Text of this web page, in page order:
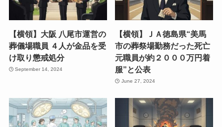
【横領】大阪 八尾市運営の
葬儀場職員 ４人が金品を受
け取り懲戒処分
September 14, 2024
【横領】ＪＡ徳島県“美馬
市の葬祭場勤務だった死亡
元職員が約２０００万円着
服”と公表
June 27, 2024